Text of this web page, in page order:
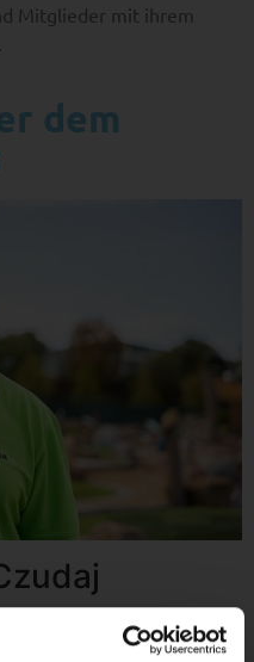
Mitglieder mit ihrem
dem
Geschäftsführer,